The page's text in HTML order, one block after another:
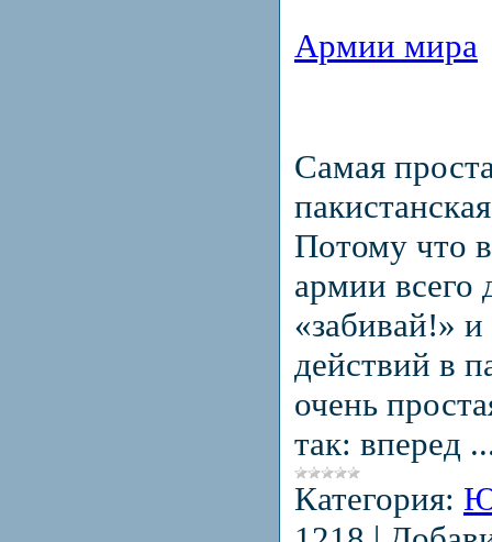
Армии мира
Самая
Потому что
армии всего
«забивай!»
действий в
очень
так: вперед
Категория: